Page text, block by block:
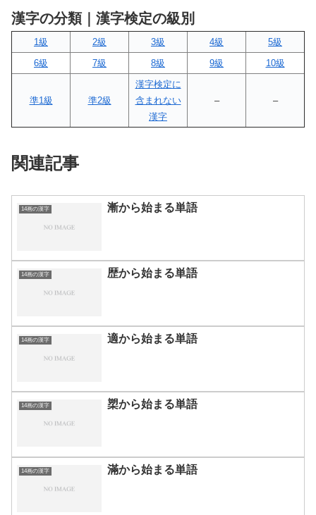
漢字の分類｜漢字検定の級別
1級 2級 3級 4級
5級
6級
7級 8級 9級 10級
準1級 準2級
漢字検定に
含まれない
漢字
– –
関連記事
14画の漢字 漸から始まる単語
14画の漢字 歴から始まる単語
14画の漢字 適から始まる単語
14画の漢字 槊から始まる単語
14画の漢字 滿から始まる単語